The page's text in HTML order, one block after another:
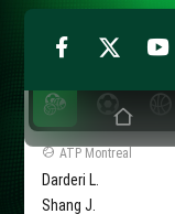
content
ATP Montreal
Darderi L.
Shang J.